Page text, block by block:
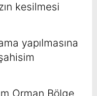
kesilmesi
yapılmasına
Orman Bölge